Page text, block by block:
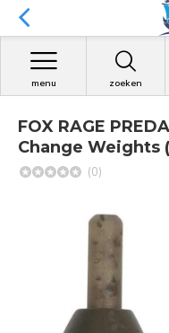
zoeken
menu
FOX RAGE
Change Weights
(0)